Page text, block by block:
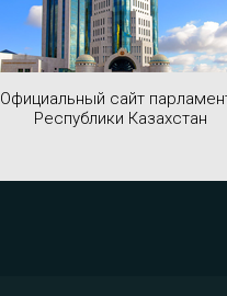
Официальный сайт
Республики Казахстан